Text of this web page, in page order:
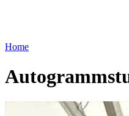
Home